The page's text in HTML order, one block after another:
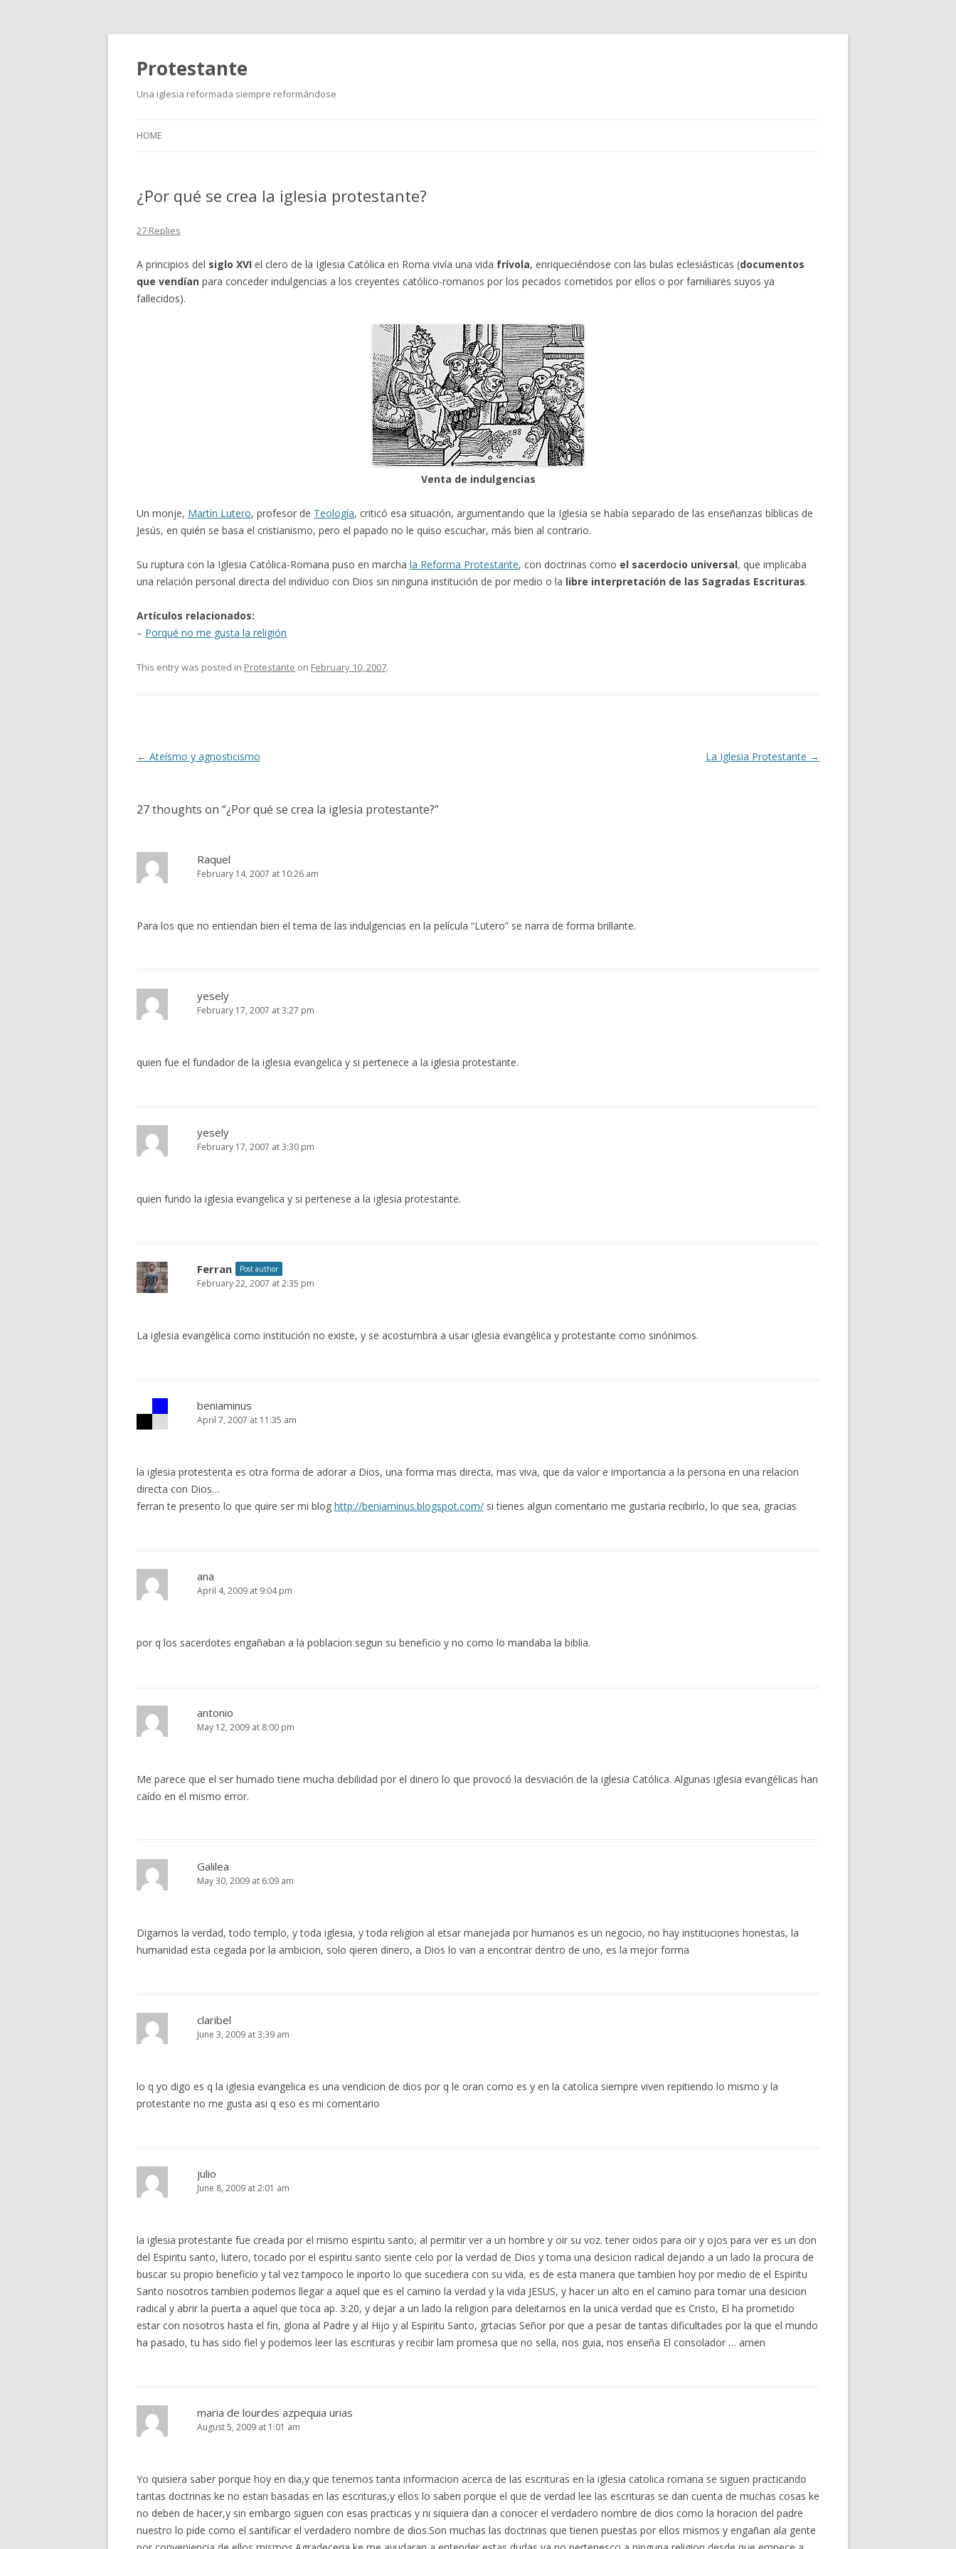
Protestante
Una iglesia reformada siempre reformándose
HOME
¿Por qué se crea la iglesia protestante?
27 Replies
A principios del siglo XVI el clero de la Iglesia Católica en Roma vivía una vida frívola, enriqueciéndose con las bulas eclesiásticas (documentos
que vendían para conceder indulgencias a los creyentes católico-romanos por los pecados cometidos por ellos o por familiares suyos ya
fallecidos).
Venta de indulgencias
Un monje, Martín Lutero, profesor de Teología, criticó esa situación, argumentando que la Iglesia se había separado de las enseñanzas bíblicas de
Jesús, en quién se basa el cristianismo, pero el papado no le quiso escuchar, más bien al contrario.
Su ruptura con la Iglesia Católica-Romana puso en marcha la Reforma Protestante, con doctrinas como el sacerdocio universal, que implicaba
una relación personal directa del individuo con Dios sin ninguna institución de por medio o la libre interpretación de las Sagradas Escrituras.
Artículos relacionados:
– Porqué no me gusta la religión
This entry was posted in Protestante on February 10, 2007.
Post
← Ateísmo y agnosticismo La Iglesia Protestante →
27 thoughts on “¿Por qué se crea la iglesia protestante?”
Raquel
February 14, 2007 at 10:26 am
Para los que no entiendan bien el tema de las indulgencias en la película “Lutero” se narra de forma brillante.
yesely
February 17, 2007 at 3:27 pm
quien fue el fundador de la iglesia evangelica y si pertenece a la iglesia protestante.
yesely
February 17, 2007 at 3:30 pm
quien fundo la iglesia evangelica y si pertenese a la iglesia protestante.
Ferran Post author
February 22, 2007 at 2:35 pm
La iglesia evangélica como institución no existe, y se acostumbra a usar iglesia evangélica y protestante como sinónimos.
beniaminus
April 7, 2007 at 11:35 am
la iglesia protestenta es otra forma de adorar a Dios, una forma mas directa, mas viva, que da valor e importancia a la persona en una relacion
directa con Dios…
ferran te presento lo que quire ser mi blog http://beniaminus.blogspot.com/ si tienes algun comentario me gustaria recibirlo, lo que sea, gracias
ana
April 4, 2009 at 9:04 pm
por q los sacerdotes engañaban a la poblacion segun su beneficio y no como lo mandaba la biblia.
antonio
May 12, 2009 at 8:00 pm
Me parece que el ser humado tiene mucha debilidad por el dinero lo que provocó la desviación de la iglesia Católica. Algunas iglesia evangélicas han
caído en el mismo error.
Galilea
May 30, 2009 at 6:09 am
Digamos la verdad, todo templo, y toda iglesia, y toda religion al etsar manejada por humanos es un negocio, no hay instituciones honestas, la
humanidad esta cegada por la ambicion, solo qieren dinero, a Dios lo van a encontrar dentro de uno, es la mejor forma
claribel
June 3, 2009 at 3:39 am
lo q yo digo es q la iglesia evangelica es una vendicion de dios por q le oran como es y en la catolica siempre viven repitiendo lo mismo y la
protestante no me gusta asi q eso es mi comentario
julio
June 8, 2009 at 2:01 am
la iglesia protestante fue creada por el mismo espiritu santo, al permitir ver a un hombre y oir su voz. tener oidos para oir y ojos para ver es un don
del Espiritu santo, lutero, tocado por el espiritu santo siente celo por la verdad de Dios y toma una desicion radical dejando a un lado la procura de
buscar su propio beneficio y tal vez tampoco le inporto lo que sucediera con su vida, es de esta manera que tambien hoy por medio de el Espiritu
Santo nosotros tambien podemos llegar a aquel que es el camino la verdad y la vida JESUS, y hacer un alto en el camino para tomar una desicion
radical y abrir la puerta a aquel que toca ap. 3:20, y dejar a un lado la religion para deleitarnos en la unica verdad que es Cristo, El ha prometido
estar con nosotros hasta el fin, gloria al Padre y al Hijo y al Espiritu Santo, grtacias Señor por que a pesar de tantas dificultades por la que el mundo
ha pasado, tu has sido fiel y podemos leer las escrituras y recibir lam promesa que no sella, nos guia, nos enseña El consolador … amen
maria de lourdes azpequia urias
August 5, 2009 at 1:01 am
Yo quisiera saber porque hoy en dia,y que tenemos tanta informacion acerca de las escrituras en la iglesia catolica romana se siguen practicando
tantas doctrinas ke no estan basadas en las escrituras,y ellos lo saben porque el que de verdad lee las escrituras se dan cuenta de muchas cosas ke
no deben de hacer,y sin embargo siguen con esas practicas y ni siquiera dan a conocer el verdadero nombre de dios como la horacion del padre
nuestro lo pide como el santificar el verdadero nombre de dios.Son muchas las doctrinas que tienen puestas por ellos mismos y engañan ala gente